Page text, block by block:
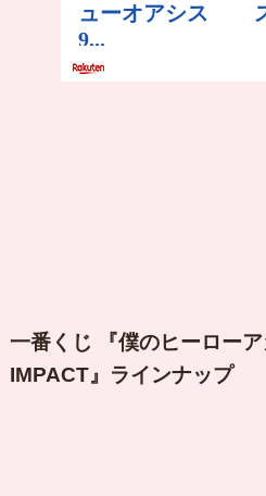
一番くじ 『僕のヒーロー
IMPACT』ラインナップ